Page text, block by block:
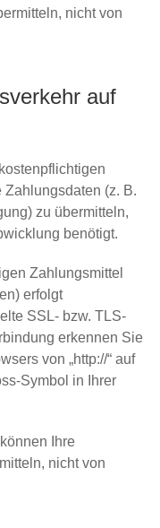
nicht von
auf
Zahlungsdaten (z. B.
zu übermitteln,
benötigt.
Zahlungsmittel
erfolgt
SSL- bzw. TLS-
erkennen Sie
von „http://“ auf
Symbol in Ihrer
Ihre
nicht von